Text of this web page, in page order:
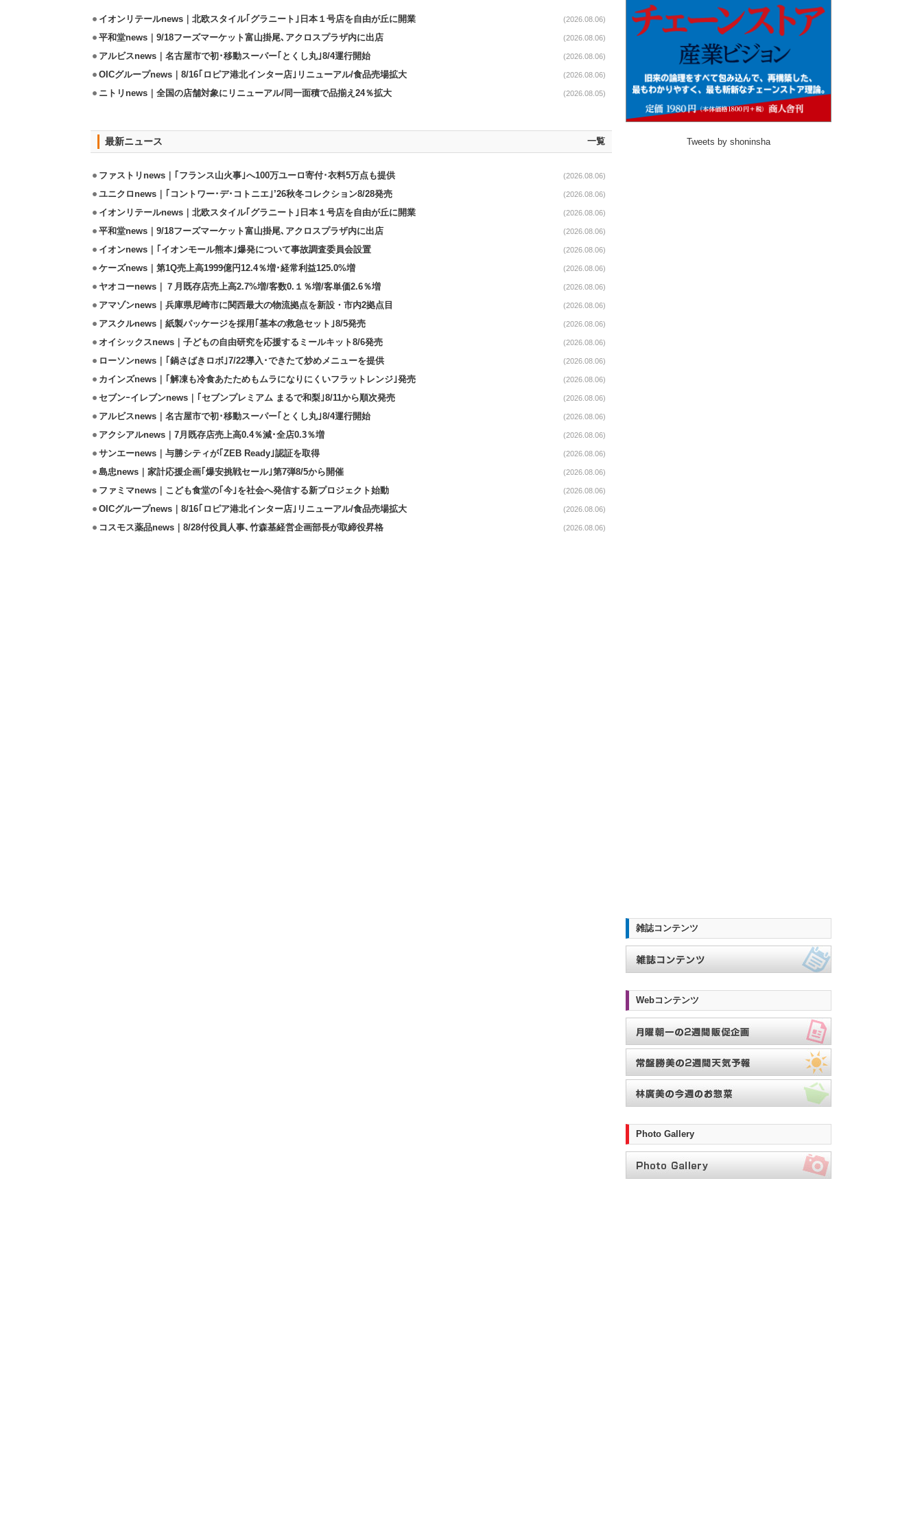
イオンリテールnews｜北欧スタイル｢グラニート｣日本１号店を自由が丘に開業 (2026.08.06)
平和堂news｜9/18フーズマーケット富山掛尾､アクロスプラザ内に出店 (2026.08.06)
アルビスnews｜名古屋市で初･移動スーパー｢とくし丸｣8/4運行開始 (2026.08.06)
OICグループnews｜8/16｢ロピア港北インター店｣リニューアル/食品売場拡大 (2026.08.06)
ニトリnews｜全国の店舗対象にリニューアル/同一面積で品揃え24％拡大 (2026.08.05)
最新ニュース 一覧
ファストリnews｜｢フランス山火事｣へ100万ユーロ寄付･衣料5万点も提供 (2026.08.06)
ユニクロnews｜｢コントワー･デ･コトニエ｣’26秋冬コレクション8/28発売 (2026.08.06)
イオンリテールnews｜北欧スタイル｢グラニート｣日本１号店を自由が丘に開業 (2026.08.06)
平和堂news｜9/18フーズマーケット富山掛尾､アクロスプラザ内に出店 (2026.08.06)
イオンnews｜｢イオンモール熊本｣爆発について事故調査委員会設置 (2026.08.06)
ケーズnews｜第1Q売上高1999億円12.4％増･経常利益125.0%増 (2026.08.06)
ヤオコーnews｜７月既存店売上高2.7%増/客数0.１％増/客単価2.6％増 (2026.08.06)
アマゾンnews｜兵庫県尼崎市に関西最大の物流拠点を新設・市内2拠点目 (2026.08.06)
アスクルnews｜紙製パッケージを採用｢基本の救急セット｣8/5発売 (2026.08.06)
オイシックスnews｜子どもの自由研究を応援するミールキット8/6発売 (2026.08.06)
ローソンnews｜｢鍋さばきロボ｣7/22導入･できたて炒めメニューを提供 (2026.08.06)
カインズnews｜｢解凍も冷食あたためもムラになりにくいフラットレンジ｣発売 (2026.08.06)
セブンｰイレブンnews｜｢セブンプレミアム まるで和梨｣8/11から順次発売 (2026.08.06)
アルビスnews｜名古屋市で初･移動スーパー｢とくし丸｣8/4運行開始 (2026.08.06)
アクシアルnews｜7月既存店売上高0.4％減･全店0.3％増 (2026.08.06)
サンエーnews｜与勝シティが｢ZEB Ready｣認証を取得 (2026.08.06)
島忠news｜家計応援企画｢爆安挑戦セール｣第7弾8/5から開催 (2026.08.06)
ファミマnews｜こども食堂の｢今｣を社会へ発信する新プロジェクト始動 (2026.08.06)
OICグループnews｜8/16｢ロピア港北インター店｣リニューアル/食品売場拡大 (2026.08.06)
コスモス薬品news｜8/28付役員人事､竹森基経営企画部長が取締役昇格 (2026.08.06)
Tweets by shoninsha
雑誌コンテンツ
Webコンテンツ
Photo Gallery